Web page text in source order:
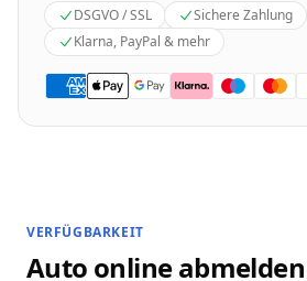
DSGVO / SSL
Sichere Zahlung
Klarna, PayPal & mehr
VERFÜGBARKEIT
Auto online